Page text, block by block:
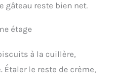
gâteau reste bien net.
étage
à la cuillère,
le reste de crème,